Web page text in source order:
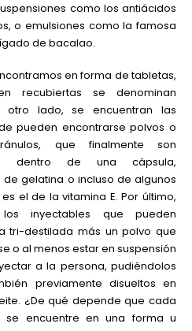
como los antiácidos
o emulsiones como la famosa
de bacalao.
en forma de tabletas,
recubiertas se denominan
otro lado, se encuentran las
pueden encontrarse polvos o
que finalmente son
dentro de una cápsula,
gelatina o incluso de algunos
el de la vitamina E. Por último,
inyectables que pueden
tri-destilada más un polvo que
o al menos estar en suspensión
a la persona, pudiéndolos
previamente disueltos en
¿De qué depende que cada
se encuentre en una forma u